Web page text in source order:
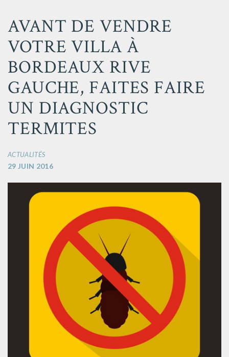
AVANT DE VENDRE
VOTRE VILLA À
BORDEAUX RIVE
GAUCHE, FAITES FAIRE
UN DIAGNOSTIC
TERMITES
ACTUALITÉS
29 JUIN 2016